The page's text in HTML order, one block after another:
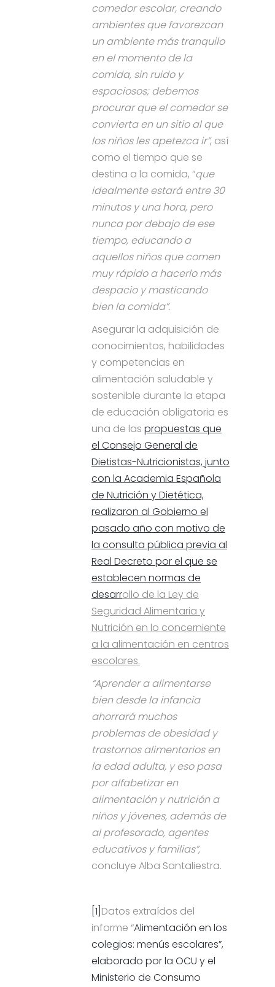
comedor escolar, creando
ambientes que favorezcan
un ambiente más tranquilo
en el momento de la
comida, sin ruido y
espaciosos; debemos
procurar que el comedor se
convierta en un sitio al que
los niños les apetezca ir”, así
como el tiempo que se
destina a la comida, “que
idealmente estará entre 30
minutos y una hora, pero
nunca por debajo de ese
tiempo, educando a
aquellos niños que comen
muy rápido a hacerlo más
despacio y masticando
bien la comida”.
Asegurar la adquisición de
conocimientos, habilidades
y competencias en
alimentación saludable y
sostenible durante la etapa
de educación obligatoria es
una de las propuestas que
el Consejo General de
Dietistas-Nutricionistas, junto
con la Academia Española
de Nutrición y Dietética,
realizaron al Gobierno el
pasado año con motivo de
la consulta pública previa al
Real Decreto por el que se
establecen normas de
desarrollo de la Ley de
Seguridad Alimentaria y
Nutrición en lo concerniente
a la alimentación en centros
escolares.
“Aprender a alimentarse
bien desde la infancia
ahorrará muchos
problemas de obesidad y
trastornos alimentarios en
la edad adulta, y eso pasa
por alfabetizar en
alimentación y nutrición a
niños y jóvenes, además de
al profesorado, agentes
educativos y familias”,
concluye Alba Santaliestra.
[1] Datos extraídos del
informe “Alimentación en los
colegios: menús escolares”,
elaborado por la OCU y el
Ministerio de Consumo